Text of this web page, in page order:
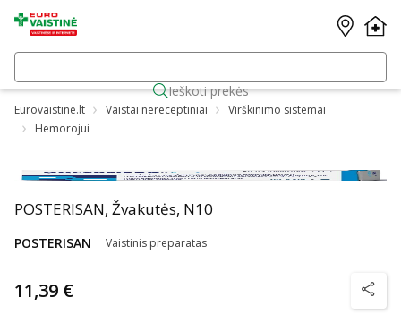
Ieškoti prekės
Eurovaistine.lt Vaistai nereceptiniai
Virškinimo sistemai
Hemorojui
POSTERISAN, Žvakutės, N10
POSTERISAN Vaistinis preparatas
11,39 €